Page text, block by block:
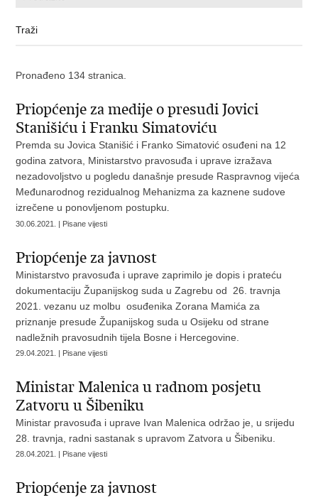
Pronađeno 134 stranica.
Priopćenje za medije o presudi Jovici
Stanišiću i Franku Simatoviću
​Premda su Jovica Stanišić i Franko Simatović osuđeni na 12
godina zatvora, Ministarstvo pravosuđa i uprave izražava
nezadovoljstvo u pogledu današnje presude Raspravnog vijeća
Međunarodnog rezidualnog Mehanizma za kaznene sudove
izrečene u ponovljenom postupku.
30.06.2021. | Pisane vijesti
Priopćenje za javnost
Ministarstvo pravosuđa i uprave zaprimilo je dopis i prateću
dokumentaciju Županijskog suda u Zagrebu od 26. travnja
2021. vezanu uz molbu osuđenika Zorana Mamića za
priznanje presude Županijskog suda u Osijeku od strane
nadležnih pravosudnih tijela Bosne i Hercegovine.
29.04.2021. | Pisane vijesti
Ministar Malenica u radnom posjetu
Zatvoru u Šibeniku
Ministar pravosuđa i uprave Ivan Malenica održao je, u srijedu
28. travnja, radni sastanak s upravom Zatvora u Šibeniku.
28.04.2021. | Pisane vijesti
Priopćenje za javnost